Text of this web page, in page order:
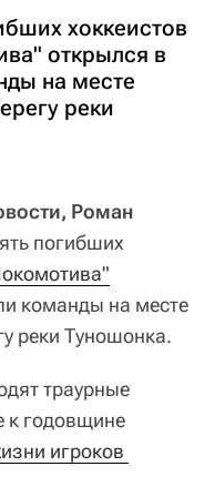
хоккеистов
открылся в
на месте
реки
Роман
погибших
команды на месте
реки Туношонка.
траурные
к годовщине
игроков